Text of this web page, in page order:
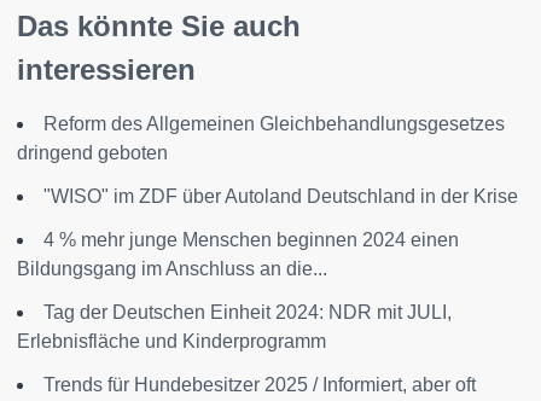
Das könnte Sie auch
interessieren
Reform des Allgemeinen Gleichbehandlungsgesetzes
dringend geboten
"WISO" im ZDF über Autoland Deutschland in der Krise
4 % mehr junge Menschen beginnen 2024 einen
Bildungsgang im Anschluss an die...
Tag der Deutschen Einheit 2024: NDR mit JULI,
Erlebnisfläche und Kinderprogramm
Trends für Hundebesitzer 2025 / Informiert, aber oft